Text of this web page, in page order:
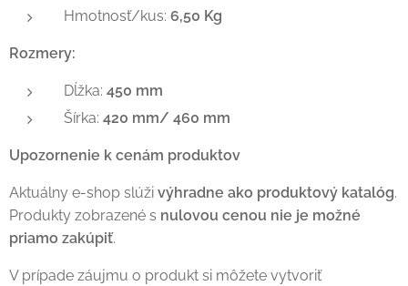
Hmotnosť/kus: 6,50 Kg
Rozmery:
Dĺžka: 450 mm
Šírka: 420 mm/ 460 mm
Upozornenie k cenám produktov
Aktuálny e-shop slúži výhradne ako produktový katalóg.
Produkty zobrazené s nulovou cenou nie je možné
priamo zakúpiť.
V prípade záujmu o produkt si môžete vytvoriť